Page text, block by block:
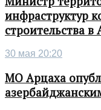
инфраструктур
строительства
30 мая 20:20
МО Арцаха